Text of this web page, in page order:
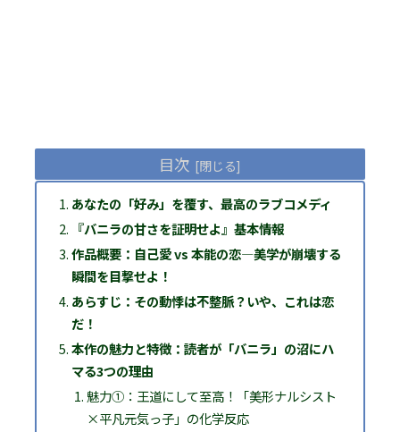
目次
あなたの「好み」を覆す、最高のラブコメディ
『バニラの甘さを証明せよ』基本情報
作品概要：自己愛 vs 本能の恋―美学が崩壊する
瞬間を目撃せよ！
あらすじ：その動悸は不整脈？いや、これは恋
だ！
本作の魅力と特徴：読者が「バニラ」の沼にハ
マる3つの理由
魅力①：王道にして至高！「美形ナルシスト
×平凡元気っ子」の化学反応